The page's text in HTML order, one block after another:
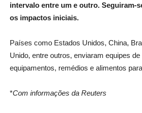
intervalo entre um e outro. Seguiram-
os impactos iniciais.
Países como Estados Unidos, China,
Unido, entre outros, enviaram equipes de
equipamentos, remédios e alimentos
*Com informações da Reuters